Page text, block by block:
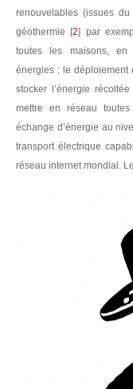
renouvelables (issues
géothermie [2] par
toutes les maisons, en
énergies ; le déploiement
stocker l’énergie
mettre en réseau
échange d’énergie au
transport électrique
réseau internet mondial.